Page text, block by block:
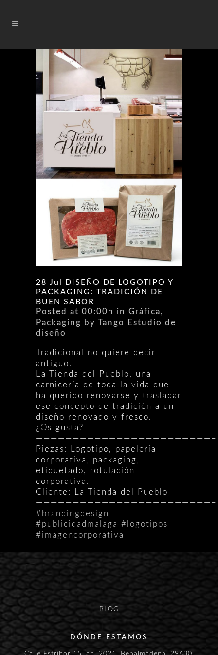
28 Jul
DISEÑO DE LOGOTIPO Y
PACKAGING: TRADICIÓN DE
BUEN SABOR
Posted at 00:00h in Gráfica,
Packaging by Tango Estudio de
diseño
Tradicional no quiere decir
antiguo.
La Tienda del Pueblo, una
carnicería de toda la vida que
ha querido renovarse y trasladar
ese concepto de tradición a un
diseño renovado y fresco.
¿Os gusta?
————————————————————————–
Piezas: Logotipo, papelería
corporativa, packaging,
etiquetado, rotulación
corporativa.
Cliente: La Tienda del Pueblo
————————————————————————–
# brandingdesign
# publicidadmalaga # logotipos
# imagencorporativa
BLOG
DÓNDE ESTAMOS
Calle Estribor 15. ap. 2021. Benalmádena. 29630.